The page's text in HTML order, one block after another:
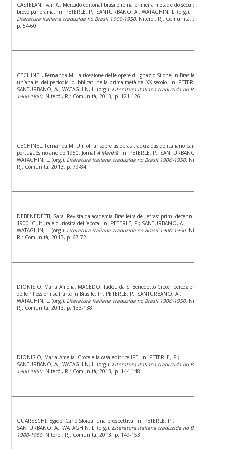
CASTELAN, Ivair C. Mercado editorial brasileiro na primeira metade do século XIX:
breve panorama. In: PETERLE, P.; SANTURBANO, A.; WATAGHIN, L. (org.).
Literatura italiana traduzida no Brasil 1900-1950. Niterói, RJ: Comunità, 2013,
p. 54-60.
CECHINEL, Fernanda M. La ricezione delle opere di Ignazio Silone in Brasile:
un’analisi dei periodici pubblicati nella prima metà del XX secolo. In: PETERLE, P.;
SANTURBANO, A.; WATAGHIN, L. (org.). Literatura italiana traduzida no Brasil
1900-1950. Niterói, RJ: Comunità, 2013, p. 121-126.
CECHINEL, Fernanda M. Um olhar sobre as obras traduzidas do italiano para o
português no ano de 1950: Jornal A Manhã . In: PETERLE, P.; SANTURBANO, A.;
WATAGHIN, L. (org.). Literatura italiana traduzida no Brasil 1900-1950. Niterói,
RJ: Comunità, 2013, p. 79-84.
DEBENEDETTI, Sara. Revista da academia Brasileira de Letras: primi decenni del
1900. Cultura e curiosità dell’epoca. In: PETERLE, P.; SANTURBANO, A.;
WATAGHIN, L. (org.). Literatura italiana traduzida no Brasil 1900-1950. Niterói,
RJ: Comunità, 2013, p. 67-72.
DIONISIO, Maria Amelia; MACEDO, Tadeu da S. Benedetto Croce: percezione
delle riflessioni sull’arte in Brasile. In: PETERLE, P.; SANTURBANO, A.;
WATAGHIN, L. (org.). Literatura italiana traduzida no Brasil 1900-1950. Niterói,
RJ: Comunità, 2013, p. 133-138.
DIONISIO, Maria Amelia. Croce e la casa editrice IPE. In: PETERLE, P.;
SANTURBANO, A.; WATAGHIN, L. (org.). Literatura italiana traduzida no Brasil
1900-1950. Niterói, RJ: Comunità, 2013, p. 144-148.
GUARESCHI, Égide. Carlo Sforza: una prospettiva. In: PETERLE, P.;
SANTURBANO, A.; WATAGHIN, L. (org.). Literatura italiana traduzida no Brasil
1900-1950. Niterói, RJ: Comunità, 2013, p. 149-153.